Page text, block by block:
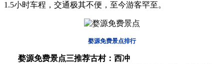
1.5小时车程，交通极其不便，至今游客罕至。
婺源免费景点排行
婺源免费景点三推荐古村：西冲